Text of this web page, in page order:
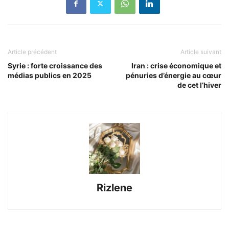
Article précédent
Syrie : forte croissance des
médias publics en 2025
Article suivant
Iran : crise économique et
pénuries d’énergie au cœur
de cet l’hiver
Rizlene